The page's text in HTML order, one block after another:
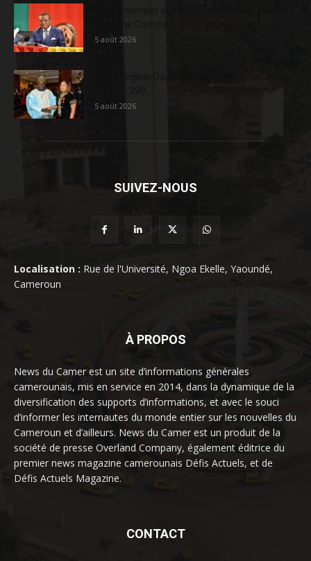
5 août 2026
5 août 2026
SUIVEZ-NOUS
Localisation : Rue de l'Université, Ngoa Ekelle, Yaoundé,
Cameroun
À PROPOS
News du Camer est un site d’informations générales
camerounais, mis en service en 2014, dans la dynamique de la
diversification des supports d’informations, et avec le souci
d’informer les internautes du monde entier sur les nouvelles du
Cameroun et d’ailleurs. News du Camer est un produit de la
société de presse Overland Company, également éditrice du
premier news magazine camerounais Défis Actuels, et de
Défis Actuels Magazine.
CONTACT